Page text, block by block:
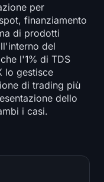
per
finanziamento
di prodotti
del
l'1% di TDS
lo gestisce
di trading più
dello
i casi.